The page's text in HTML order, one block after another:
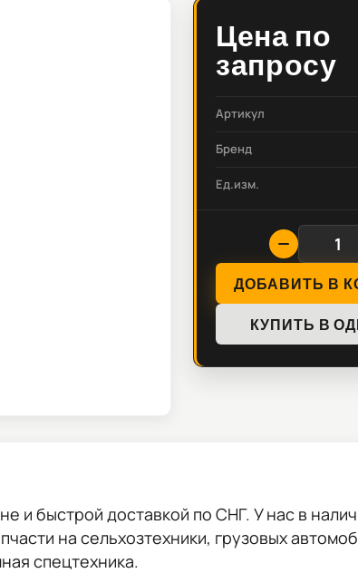
Цена по
запросу
Артикул
Бренд
Ед.изм.
ДОБАВИТЬ В
КУПИТЬ В
и быстрой доставкой по СНГ. У нас в
на сельхозтехники, грузовых
спецтехника.